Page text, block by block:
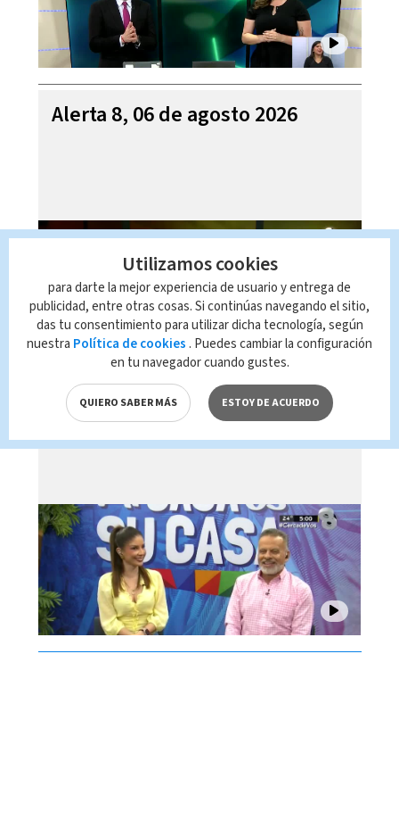
Alerta 8, 06 de agosto 2026
Mi Casa es su Casa, 06 de
agosto 2026
Utilizamos cookies
para darte la mejor experiencia de usuario y entrega de
publicidad, entre otras cosas. Si continúas navegando el sitio,
das tu consentimiento para utilizar dicha tecnología, según
nuestra Política de cookies . Puedes cambiar la configuración
en tu navegador cuando gustes.
QUIERO SABER MÁS ESTOY DE ACUERDO